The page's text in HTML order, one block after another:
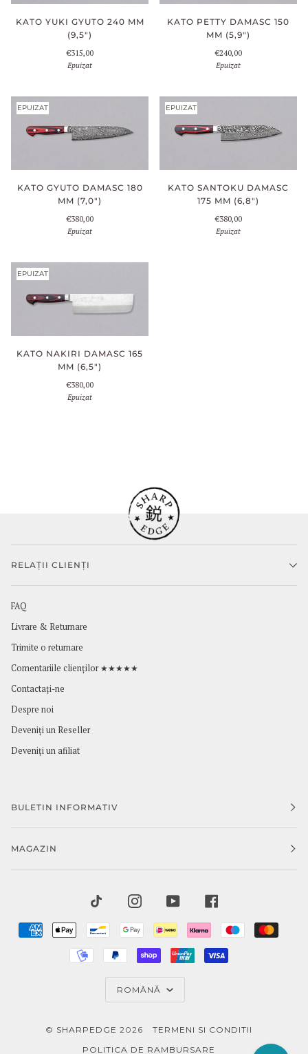
KATO YUKI GYUTO 240 MM
(9,5")
€315,00
Epuizat
KATO PETTY DAMASC 150
MM (5,9")
€240,00
Epuizat
EPUIZAT
KATO GYUTO DAMASC 180
MM (7,0")
€380,00
Epuizat
EPUIZAT
KATO SANTOKU DAMASC
175 MM (6,8")
€380,00
Epuizat
EPUIZAT
KATO NAKIRI DAMASC 165
MM (6,5")
€380,00
Epuizat
RELAȚII CLIENȚI
FAQ
Livrare & Returnare
Trimite o returnare
Comentariile clienților ★★★★★
Contactaţi-ne
Despre noi
Deveniți un Reseller
Deveniți un afiliat
BULETIN INFORMATIV
MAGAZIN
TIKTOK INSTAGRAMYOUTUBE
AMERICANAPPLE
BANCONTACT
GOOGLEIDEAL KLARNA MAESTRO
MOBILEPAY
PAYPAL
SHOPIFY UNIONPAY
LIMBĂ
ROMÂNĂ
© SHARPEDGE 2026
TERMENI SI CONDITII
POLITICA DE RAMBURSARE